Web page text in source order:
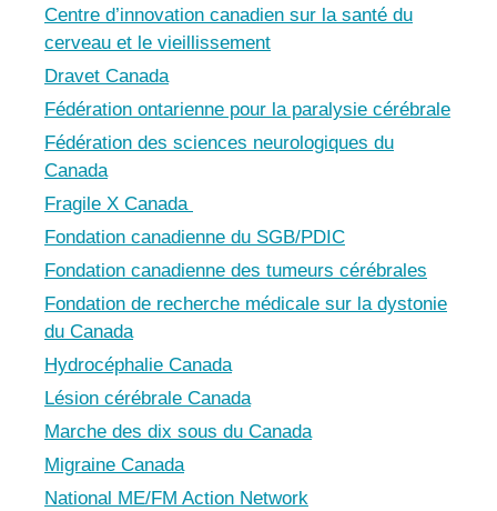
Centre d’innovation canadien sur la santé du
cerveau et le vieillissement
Dravet Canada
Fédération ontarienne pour la paralysie cérébrale
Fédération des sciences neurologiques du
Canada
Fragile X Canada
Fondation canadienne du SGB/PDIC
Fondation canadienne des tumeurs cérébrales
Fondation de recherche médicale sur la dystonie
du Canada
Hydrocéphalie Canada
Lésion cérébrale Canada
Marche des dix sous du Canada
Migraine Canada
National ME/FM Action Network